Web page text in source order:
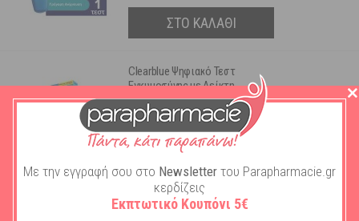
ΣΤΟ ΚΑΛΑΘΙ
Clearblue Ψηφιακό Τεστ
Εγκυμοσύνης με Δείκτη
Σύλληψης 1 τμχ
Διαθέσιμο
13,04 €
ΣΤΟ ΚΑΛΑΘΙ
Με την εγγραφή σου στο Newsletter του Parapharmacie.gr
κερδίζεις
Εκπτωτικό Κουπόνι 5€